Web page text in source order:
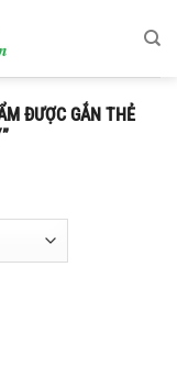
ĐƯỢC GẮN THẺ